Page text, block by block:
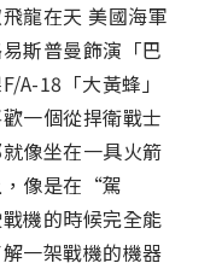
龍在天 美國海軍
斯普曼飾演「巴
A-18「大黃蜂」
一個從捍衛戰士
像坐在一具火箭
，像是在“駕
機的時候完全能
一架戰機的機器